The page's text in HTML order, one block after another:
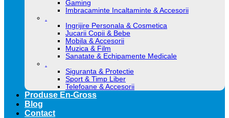
Gaming
Imbracaminte Incaltaminte & Accesorii
.
Ingrijire Personala & Cosmetica
Jucarii Copii & Bebe
Mobila & Accesorii
Muzica & Film
Sanatate & Echipamente Medicale
.
Siguranta & Protectie
Sport & Timp Liber
Telefoane & Accesorii
Produse En-Gross
Blog
Contact